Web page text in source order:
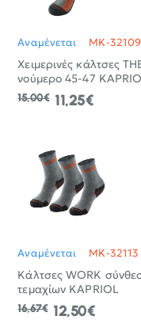
Αναμένεται MK-32109
Χειμερινές κάλτσες
νούμερο 45-47
11,25€
15,00€
Αναμένεται MK-32113
Κάλτσες WORK
τεμαχίων KAPRIOL
12,50€
16,67€